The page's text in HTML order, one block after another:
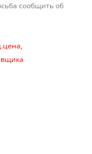
сообщить об